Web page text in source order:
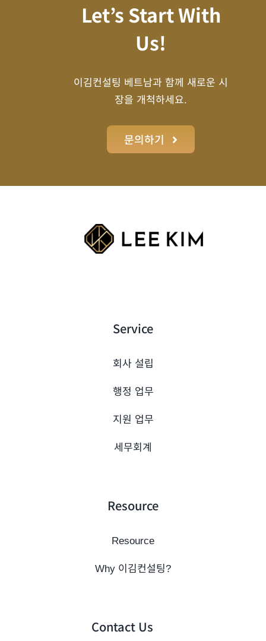
Let’s Start With
Us!
이김컨설팅 베트남과 함께 새로운 시
장을 개척하세요.
문의하기
Service
회사 설립
행정 업무
지원 업무
세무회계
Resource
Resource
Why 이김컨설팅?
Contact Us